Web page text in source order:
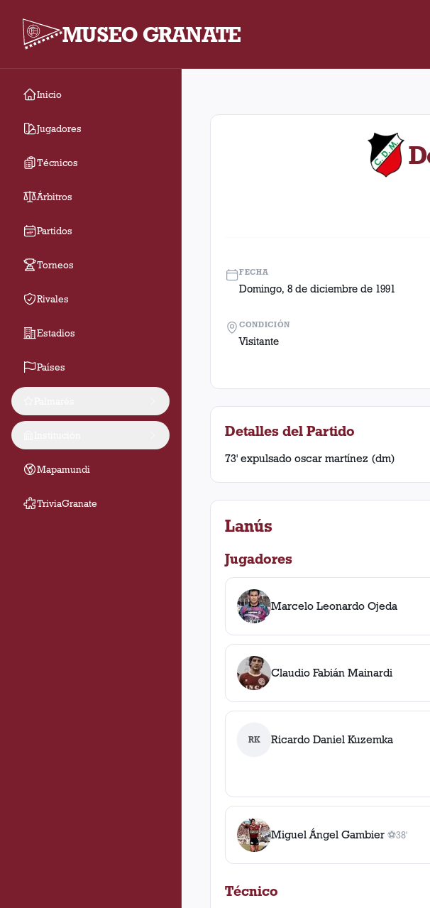
MUSEO GRANATE
Inicio
Jugadores
Técnicos
Árbitros
Partidos
Torneos
Rivales
Estadios
Países
Mapamundi
TriviaGranate
Fecha 20. Partido entre Lanús y Deportivo
FECHA
Domingo, 8 de diciembre de 1991
CONDICIÓN
Visitante
Detalles del Partido
73' expulsado oscar martínez (dm)
Lanús
Jugadores
Marcelo Leonardo Ojeda
Claudio Fabián Mainardi
RK Ricardo Daniel Kuzemka
Miguel Ángel Gambier ⚽
1gol
38'
Técnico